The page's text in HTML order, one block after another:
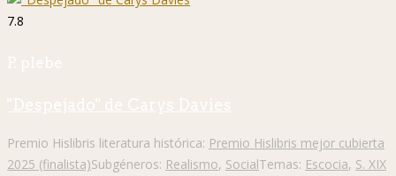
7.8
P. plebe
"Despejado" de Carys Davies
Premio Hislibris literatura histórica: Premio Hislibris mejor cubierta
2025 (finalista)Subgéneros: Realismo, SocialTemas: Escocia, S. XIX